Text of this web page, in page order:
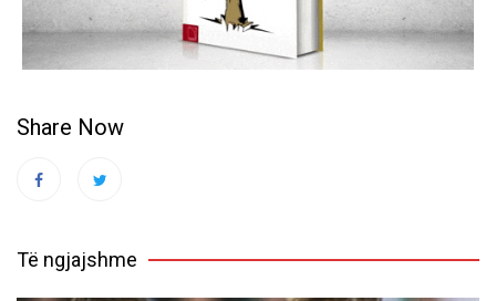
Share Now
Të ngjajshme